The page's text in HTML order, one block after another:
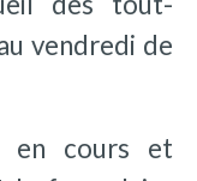
vendredi de
en cours et